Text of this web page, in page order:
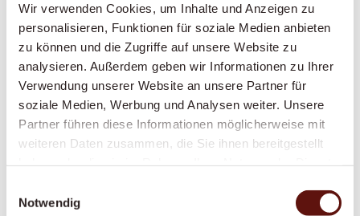
Wir verwenden Cookies, um Inhalte und Anzeigen zu
personalisieren, Funktionen für soziale Medien anbieten
zu können und die Zugriffe auf unsere Website zu
analysieren. Außerdem geben wir Informationen zu Ihrer
Verwendung unserer Website an unsere Partner für
soziale Medien, Werbung und Analysen weiter. Unsere
Partner führen diese Informationen möglicherweise mit
weiteren Daten zusammen, die Sie ihnen bereitgestellt
Notwendig
Grundpflege:Unterstützung bei der
Körperpflege, beim An- und Auskleiden, Hilfe bei
Erinnerung an Medikamente:Damit Sie Ihre
Medikamente zuverlässig zum richtigen Zeitpunkt
einnehmen
Betreuung bei Demenz oder Parkinson:
Spezialisierte, einfühlsame Begleitung bei
kognitiven oder motorischen Einschränkungen
Begleitung in Palliativen Situationen: